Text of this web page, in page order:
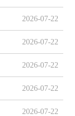
2026-07-22
2026-07-22
2026-07-22
2026-07-22
2026-07-22